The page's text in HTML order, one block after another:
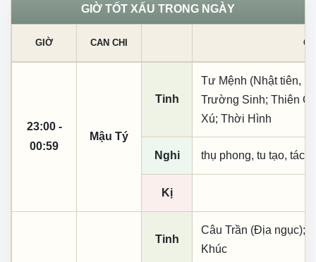
GIỜ TỐT XẤU TRONG NGÀY
GIỜ CAN CHI
23:00 -
00:59
Mậu Tý
Tinh
Tư Mệnh (Nhật tiên,
Trường Sinh; Thiên
Xú; Thời Hình
Nghi thụ phong, tu tạo, tác
Kị
Tinh
Câu Trần (Địa ngục);
Khúc